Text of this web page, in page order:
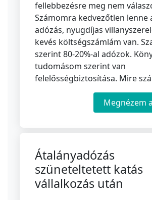
fellebbezésre meg nem
Számomra kedvezőtlen lenne
adózás, nyugdíjas
kevés költségszámlám van.
szerint 80-20%-al adózok.
tudomásom szerint van
felelősségbiztosítása. Mire
Megnézem
Átalányadózás
szüneteltetett katás
vállalkozás után